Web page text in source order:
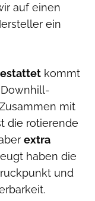
auf einen
ein
kommt
mit
die rotierende
extra
haben die
und